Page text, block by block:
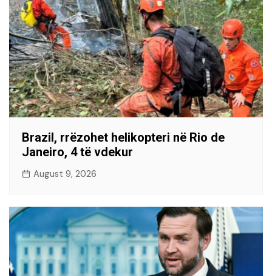
Brazil, rrëzohet helikopteri në Rio de
Janeiro, 4 të vdekur
August 9, 2026